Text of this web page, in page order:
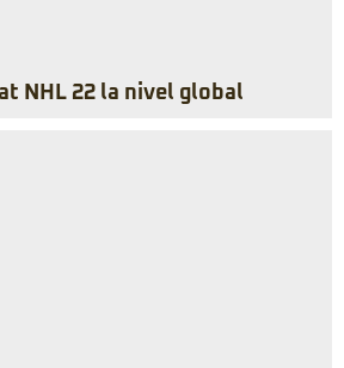
NHL 22 la nivel global